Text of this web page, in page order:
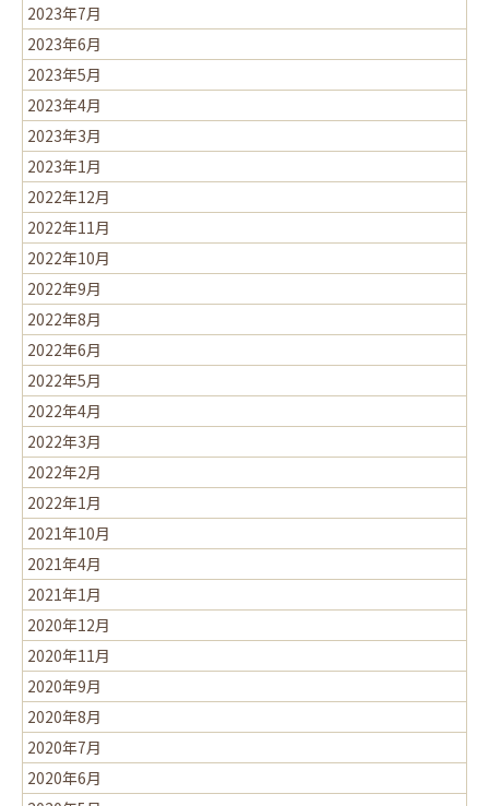
2023年7月
2023年6月
2023年5月
2023年4月
2023年3月
2023年1月
2022年12月
2022年11月
2022年10月
2022年9月
2022年8月
2022年6月
2022年5月
2022年4月
2022年3月
2022年2月
2022年1月
2021年10月
2021年4月
2021年1月
2020年12月
2020年11月
2020年9月
2020年8月
2020年7月
2020年6月